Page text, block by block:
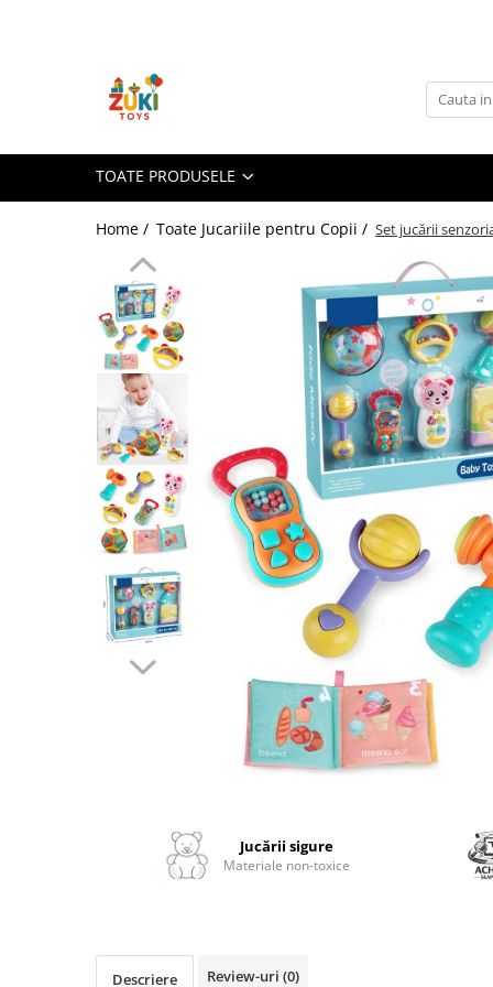
Toate Produsele
Jucarii pentru calatorii
Recomandari Zuki
Cadouri pentru Copii
Cadouri Aniversare
Cadouri de Sarbatori
Cadouri dupa Buget
Cadouri sub 59 lei
Cadouri sub 99 lei
Cadouri sub 149 lei
Jucarii pe Varsta Copilului
Jucarii sub 59 lei
Balansoare & Covorase de Joaca
Depozitare & Organizare Jucarii
TOATE PRODUSELE
Home / Toate Jucariile pentru Copii / Set jucării
Jucării sigure
Materiale non-toxice
Descriere Review-uri (0)